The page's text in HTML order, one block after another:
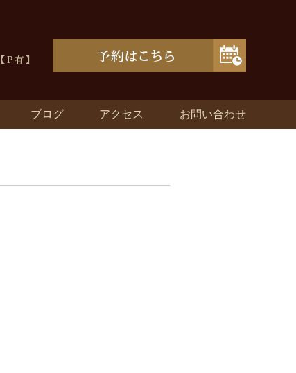
ブログ アクセス お問い合わせ